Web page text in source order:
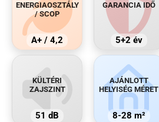
ENERGIAOSZTÁLY
/ SCOP
A+ / 4,2
GARANCIA IDŐ
5+2 év
KÜLTÉRI
ZAJSZINT
51 dB
AJÁNLOTT
HELYISÉG MÉRET
8-28 m²